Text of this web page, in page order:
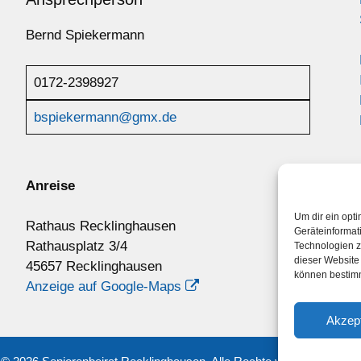
Um dir ein
Technologien
dieser
können
Bernd Spiekermann
0172-2398927
bspiekermann@gmx.de
Anreise
Rathaus Recklinghausen
Rathausplatz 3/4
45657 Recklinghausen
Anzeige auf Google-Maps